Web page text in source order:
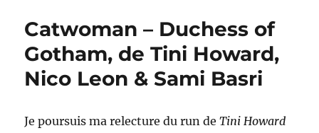
Lives,
Tini
Howard,
Carmine
Giandomenico,
Catwoman – Duchess of
Gotham, de Tini Howard,
Nico Leon & Sami Basri
Je poursuis ma relecture du run deTini Howard